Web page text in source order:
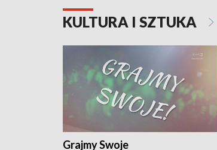
KULTURA I SZTUKA
Grajmy Swoje